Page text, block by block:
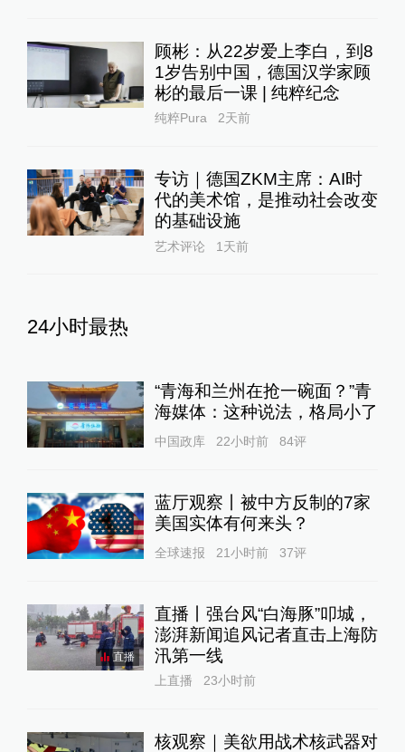
顾彬：从22岁爱上李白，到8
1岁告别中国，德国汉学家顾
彬的最后一课 | 纯粹纪念
纯粹Pura 2天前
专访｜德国ZKM主席：AI时
代的美术馆，是推动社会改变
的基础设施
艺术评论 1天前
24小时最热
“青海和兰州在抢一碗面？”青
海媒体：这种说法，格局小了
中国政库 22小时前 84评
蓝厅观察丨被中方反制的7家
美国实体有何来头？
全球速报 21小时前 37评
直播
直播丨强台风“白海豚”叩城，
澎湃新闻追风记者直击上海防
汛第一线
上直播 23小时前
核观察｜美欲用战术核武器对